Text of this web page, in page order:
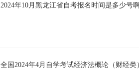
2024年10月黑龙江省自考报名时间是多少号啊